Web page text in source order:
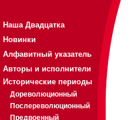
Наша Двадцатка
Новинки
Алфавитный указатель
Авторы и исполнители
Исторические периоды
Дореволюционный
Послереволюционный
Предвоенный